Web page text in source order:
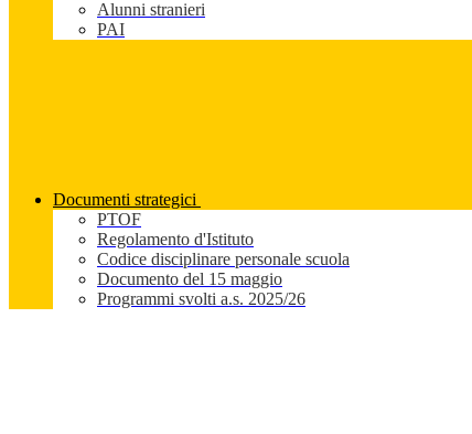
Alunni stranieri
PAI
Documenti strategici
PTOF
Regolamento d'Istituto
Codice disciplinare personale scuola
Documento del 15 maggio
Programmi svolti a.s. 2025/26